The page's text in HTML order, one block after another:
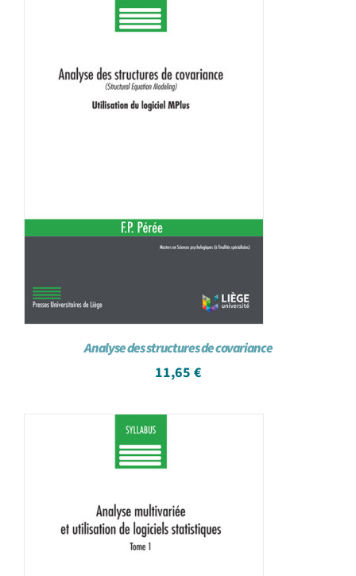
Panier WooCommerce
Analyse des structures de covariance
11,65 €